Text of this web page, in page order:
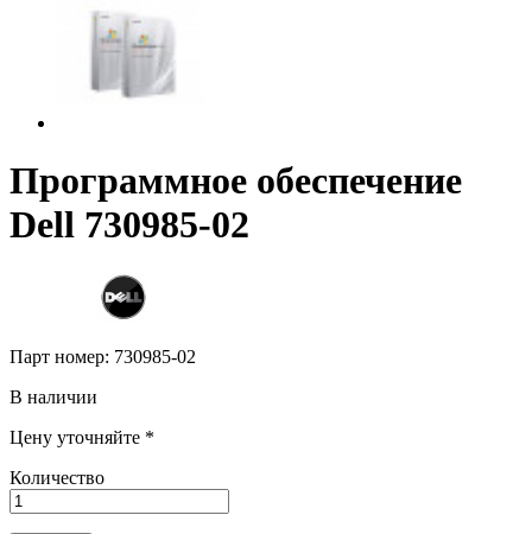
Программное обеспечение
Dell 730985-02
Парт номер: 730985-02
В наличии
Цену уточняйте *
Количество